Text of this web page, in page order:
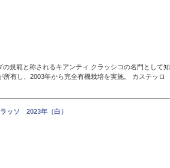
規範と称されるキアンティ クラッシコの名門として知
有し、2003年から完全有機栽培を実施。 カステッロ
ッソ 2023年（白）